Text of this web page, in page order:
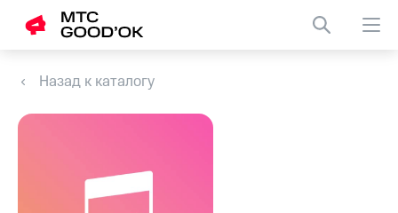
Назад к каталогу